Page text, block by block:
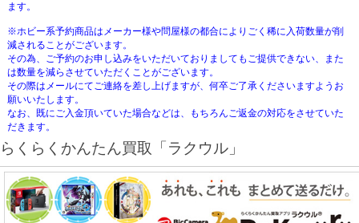
ます。
※ホビー系予約商品はメーカー様や問屋様の都合によりごく稀に入荷数量が削
減されることがございます。
その為、ご予約のお申し込みをいただいておりましてもご提供できない、また
は数量を減らさせていただくことがございます。
その際はメールにてご連絡を差し上げますが、何卒ご了承くださいますようお
願いいたします。
なお、既にご入金頂いていた場合などは、もちろんご返金の対応をさせていた
だきます。
らくらくかんたん買取「ラクウル」